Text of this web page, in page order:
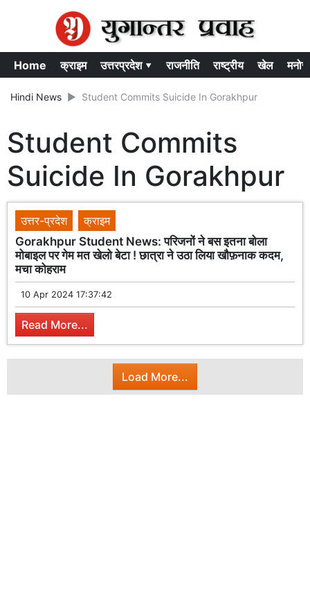
Home क्राइम उत्तरप्रदेश ▾ राजनीति राष्ट्रीय खेल
Hindi News Student Commits Suicide In Gorakhpur
Student Commits
Suicide In Gorakhpur
उत्तर-प्रदेश
क्राइम
Gorakhpur Student News: परिजनों ने बस इतना बोला
मोबाइल पर गेम मत खेलो बेटा ! छात्रा ने उठा लिया खौफ़नाक कदम,
मचा कोहराम
10 Apr 2024 17:37:42
Read More...
Load More...